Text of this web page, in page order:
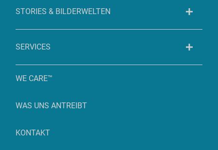
STORIES & BILDERWELTEN
SERVICES
WE CARE™
WAS UNS ANTREIBT
KONTAKT